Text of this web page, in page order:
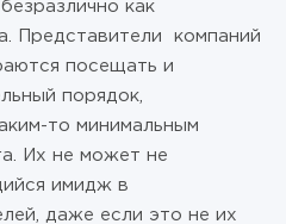
как
Представители компаний
посещать и
порядок,
то минимальным
Их не может не
имидж в
даже если это не их